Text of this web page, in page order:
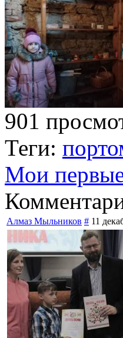
901
Теги:
Мои
Алмаз Мыльников # 11